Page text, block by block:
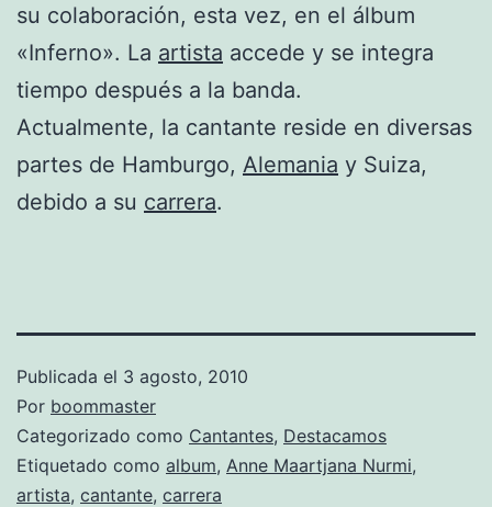
su colaboración, esta vez, en el álbum
«Inferno». La artista accede y se integra
tiempo después a la banda.
Actualmente, la cantante reside en diversas
partes de Hamburgo, Alemania y Suiza,
debido a su carrera.
Publicada el 3 agosto, 2010
Por boommaster
Categorizado como Cantantes, Destacamos
Etiquetado como album, Anne Maartjana Nurmi,
artista, cantante, carrera